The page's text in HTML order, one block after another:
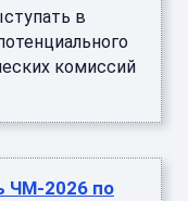
в
комиссий
ЧМ-2026 по